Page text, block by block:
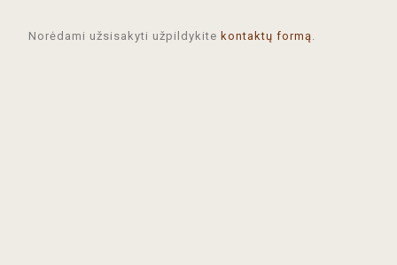
Norėdami užsisakyti užpildykitekontaktų formą